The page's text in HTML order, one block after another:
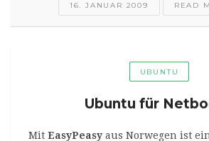
16. JANUAR 2009 READ
UBUNTU
Ubuntu für
Mit EasyPeasy aus Norwegen ist